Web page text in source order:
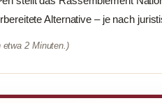
Alternative – je nach
etwa 2 Minuten.)